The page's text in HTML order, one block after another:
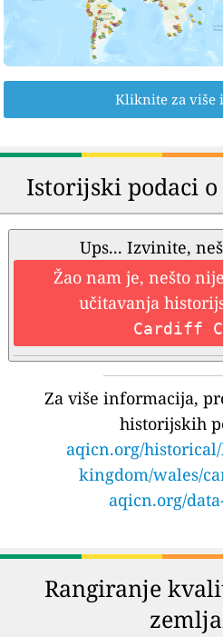
Kliknite za više
Istorijski podaci
Ups... Izvinite,
Žao nam je, nešto
učitavanja
Cardiff
Za više informacija,
historijskih
aqicn.org/
kingdom/wales/
aqicn.org/
Rangiranje